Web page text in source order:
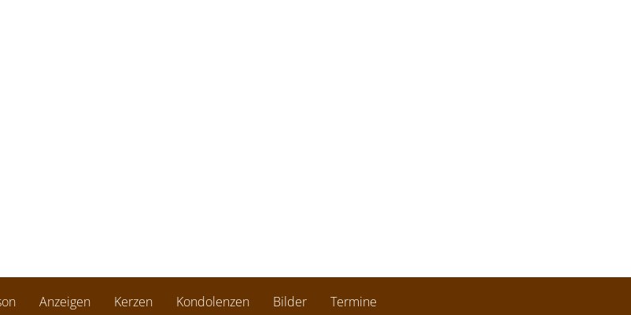
Anzeigen Kerzen Kondolenzen Bilder Termine